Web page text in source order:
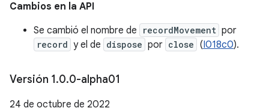
Cambios en la API
Se cambió el nombre de
recordMovement por
record y el de dispose por close (I018c0).
Versión 1.0.0-alpha01
24 de octubre de 2022